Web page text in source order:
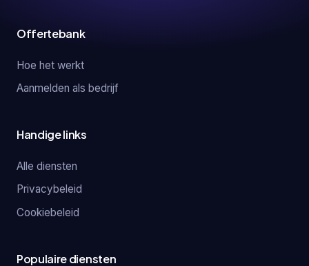
Offertebank
Hoe het werkt
Aanmelden als bedrijf
Handige links
Alle diensten
Privacybeleid
Cookiebeleid
Populaire diensten